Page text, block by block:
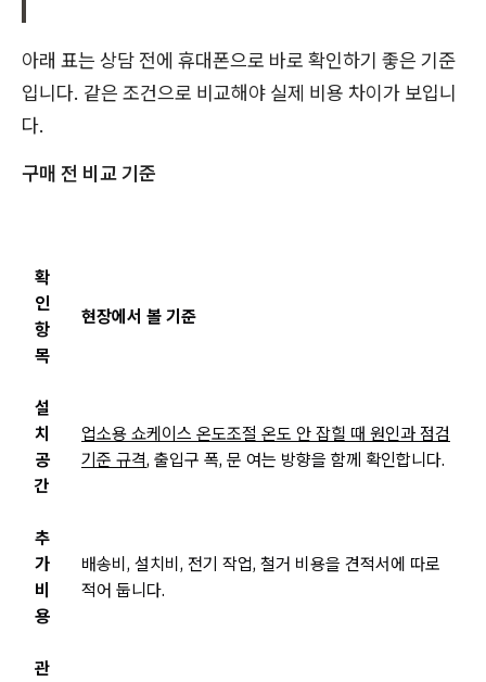
아래 표는 상담 전에 휴대폰으로 바로 확인하기 좋은 기준
입니다. 같은 조건으로 비교해야 실제 비용 차이가 보입니
다.
구매 전 비교 기준
확
인
항
목
현장에서 볼 기준
설
치
공
간
업소용 쇼케이스 온도조절 온도 안 잡힐 때 원인과 점검
기준 규격, 출입구 폭, 문 여는 방향을 함께 확인합니다.
추
가
비
용
배송비, 설치비, 전기 작업, 철거 비용을 견적서에 따로
적어 둡니다.
관